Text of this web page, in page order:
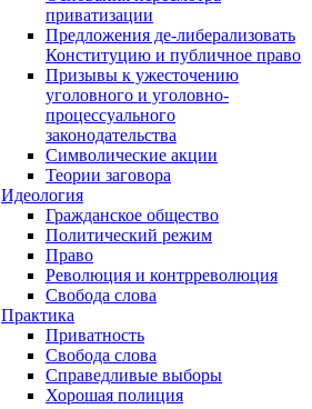
приватизации
Предложения де-либерализовать
Конституцию и публичное право
Призывы к ужесточению
уголовного и уголовно-
процессуального
законодательства
Символические акции
Теории заговора
Идеология
Гражданское общество
Политический режим
Право
Революция и контрреволюция
Свобода слова
Практика
Приватность
Свобода слова
Справедливые выборы
Хорошая полиция